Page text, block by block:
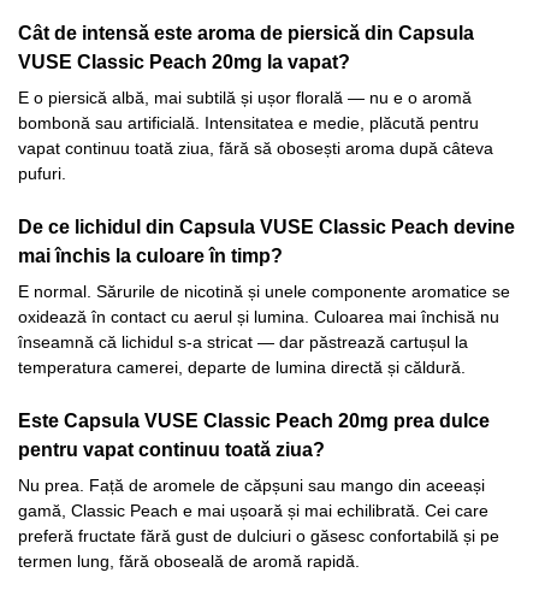
Cât de intensă este aroma de piersică din Capsula
VUSE Classic Peach 20mg la vapat?
E o piersică albă, mai subtilă și ușor florală — nu e o aromă
bombonă sau artificială. Intensitatea e medie, plăcută pentru
vapat continuu toată ziua, fără să obosești aroma după câteva
pufuri.
De ce lichidul din Capsula VUSE Classic Peach devine
mai închis la culoare în timp?
E normal. Sărurile de nicotină și unele componente aromatice se
oxidează în contact cu aerul și lumina. Culoarea mai închisă nu
înseamnă că lichidul s-a stricat — dar păstrează cartușul la
temperatura camerei, departe de lumina directă și căldură.
Este Capsula VUSE Classic Peach 20mg prea dulce
pentru vapat continuu toată ziua?
Nu prea. Față de aromele de căpșuni sau mango din aceeași
gamă, Classic Peach e mai ușoară și mai echilibrată. Cei care
preferă fructate fără gust de dulciuri o găsesc confortabilă și pe
termen lung, fără oboseală de aromă rapidă.